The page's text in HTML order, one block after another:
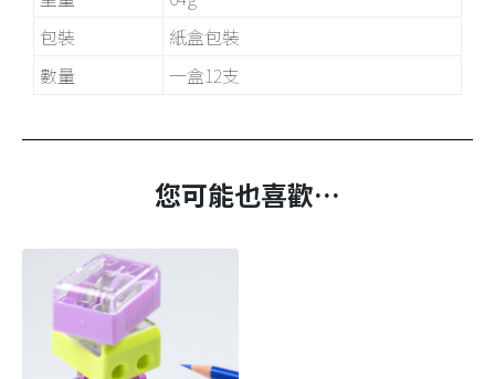
包裝
紙盒包裝
數量
一盒12支
您可能也喜歡…